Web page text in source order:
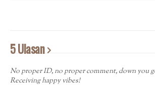
5 Ulasan
No proper ID, no proper comment, down you
Receiving happy vibes!